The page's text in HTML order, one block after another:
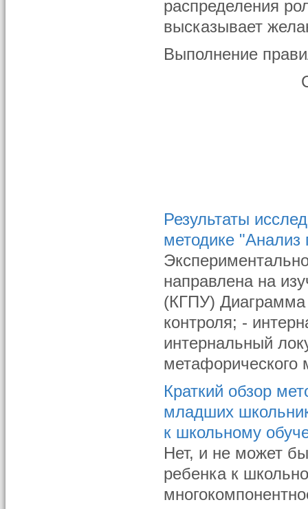
распределения
высказывает
Выполнение
Результаты
методике "Анализ
направлена на
(КГПУ) Диаграмма
контроля; -
интернальный
метафорического
Краткий обзор
младших
к школьному
Нет, и не может
ребенка к